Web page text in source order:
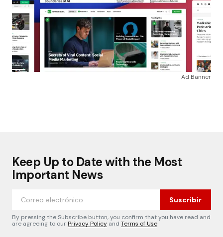
Ad Banner
Keep Up to Date with the Most
Important News
Suscribir
By pressing the Subscribe button, you confirm that you have read and
are agreeing to ourPrivacy Policy and Terms of Use